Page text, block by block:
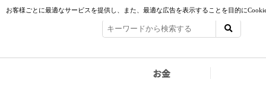
お金